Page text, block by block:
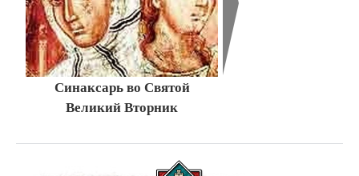
Синаксарь во Святой
Великий Вторник